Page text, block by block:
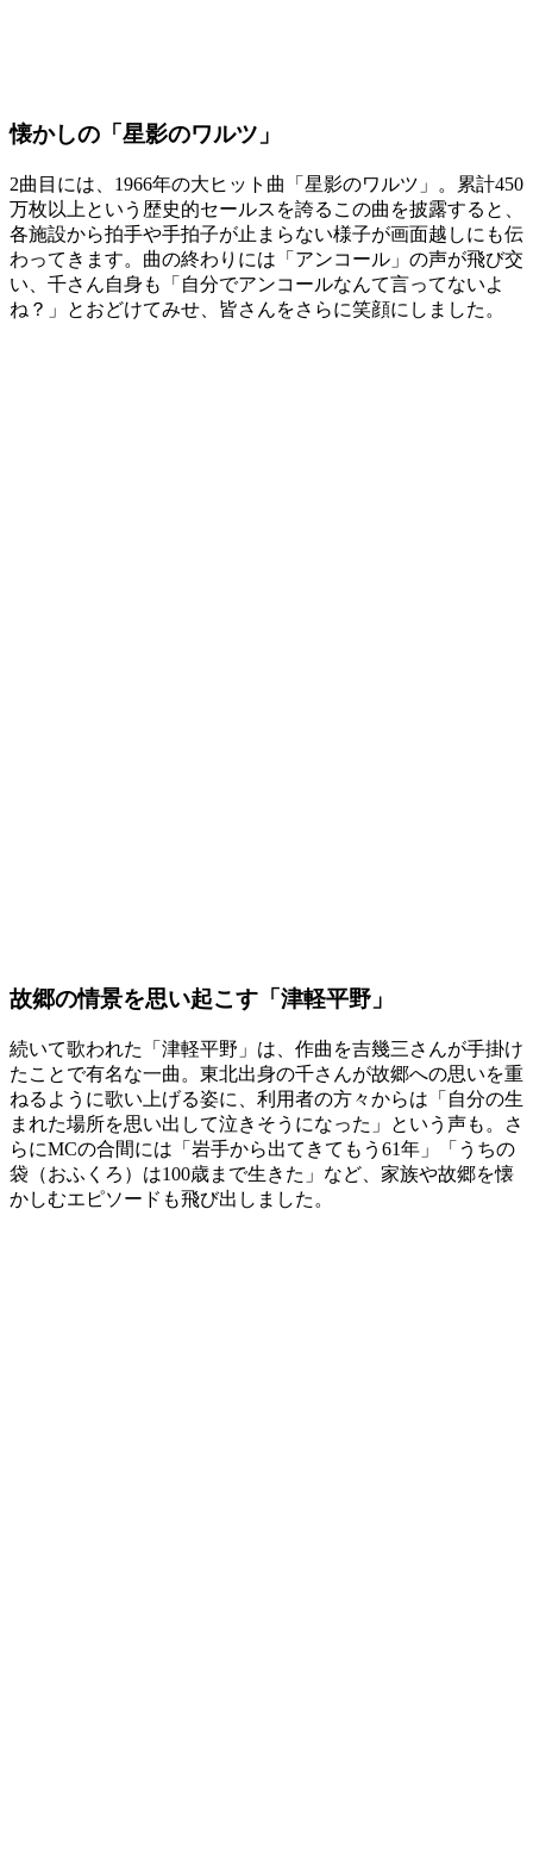
懐かしの「星影のワルツ」
2曲目には、1966年の大ヒット曲「星影のワルツ」。累計450
万枚以上という歴史的セールスを誇るこの曲を披露すると、
各施設から拍手や手拍子が止まらない様子が画面越しにも伝
わってきます。曲の終わりには「アンコール」の声が飛び交
い、千さん自身も「自分でアンコールなんて言ってないよ
ね？」とおどけてみせ、皆さんをさらに笑顔にしました。
故郷の情景を思い起こす「津軽平野」
続いて歌われた「津軽平野」は、作曲を吉幾三さんが手掛け
たことで有名な一曲。東北出身の千さんが故郷への思いを重
ねるように歌い上げる姿に、利用者の方々からは「自分の生
まれた場所を思い出して泣きそうになった」という声も。さ
らにMCの合間には「岩手から出てきてもう61年」「うちの
袋（おふくろ）は100歳まで生きた」など、家族や故郷を懐
かしむエピソードも飛び出しました。